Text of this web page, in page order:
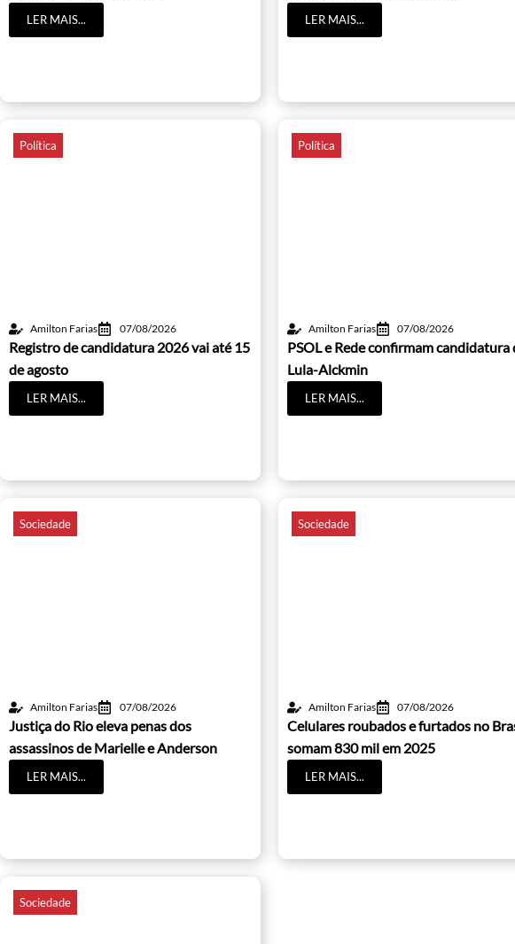
LER MAIS... LER MAIS...
Política
Amilton Farias 07/08/2026
Registro de candidatura 2026 vai até 15
de agosto
LER MAIS...
Política
Amilton Farias 07/08/2026
PSOL e Rede confirmam candidatura
Lula-Alckmin
LER MAIS...
Sociedade
Amilton Farias 07/08/2026
Justiça do Rio eleva penas dos
assassinos de Marielle e Anderson
LER MAIS...
Sociedade
Amilton Farias 07/08/2026
Celulares roubados e furtados no
somam 830 mil em 2025
LER MAIS...
Sociedade